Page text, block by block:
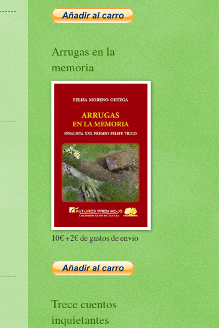
Arrugas en la
memoria
10€ +2€ de gastos de envío
Trece cuentos
inquietantes